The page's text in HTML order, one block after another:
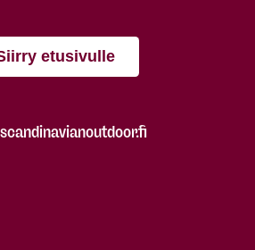
etusivulle